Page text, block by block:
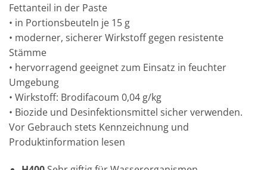
Fettanteil in der Paste
• in Portionsbeuteln je 15 g
• moderner, sicherer Wirkstoff gegen resistente
Stämme
• hervorragend geeignet zum Einsatz in feuchter
Umgebung
• Wirkstoff: Brodifacoum 0,04 g/kg
• Biozide und Desinfektionsmittel sicher verwenden.
Vor Gebrauch stets Kennzeichnung und
Produktinformation lesen